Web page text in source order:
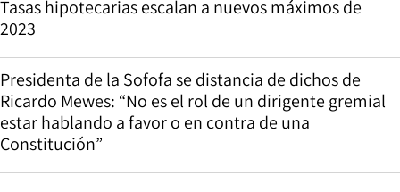
Tasas hipotecarias escalan a nuevos máximos de
2023
Presidenta de la Sofofa se distancia de dichos de
Ricardo Mewes: “No es el rol de un dirigente gremial
estar hablando a favor o en contra de una
Constitución”